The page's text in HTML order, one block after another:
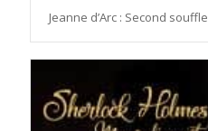
Jeanne d’Arc : Second souffle